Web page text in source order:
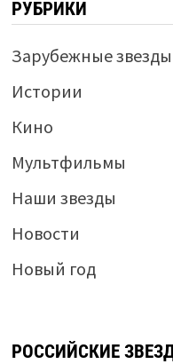
РУБРИКИ
Зарубежные звезды
Истории
Кино
Мультфильмы
Наши звезды
Новости
Новый год
РОССИЙСКИЕ